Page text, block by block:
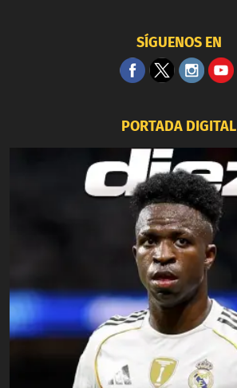
SÍGUENOS EN
PORTADA DIGITAL